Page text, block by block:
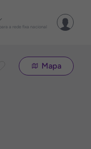
a rede fixa nacional
Mapa